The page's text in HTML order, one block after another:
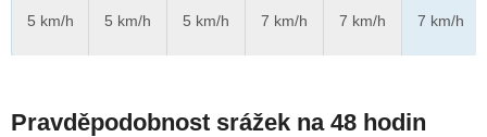
5 km/h
5 km/h
5 km/h
7 km/h
7 km/h
7 km/h
Pravděpodobnost srážek na 48 hodin